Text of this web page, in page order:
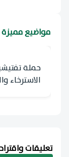
مواضيع مميزة
حملة
الاسترخاء
منشآت،
تعليقات